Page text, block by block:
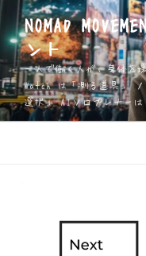
ン
テ
ン
ツ
へ
ス
NOMAD
ント
一人で働く人が、身体を
Watch は「測る道具」
選択」 AIソロプレナーは